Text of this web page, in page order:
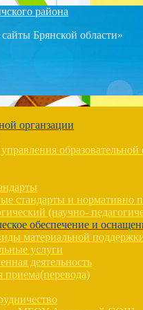
района
Брянской области»
органзации
образовательной
стандарты и нормативно
(научно-
обеспечение и
материальной
услуги
деятельность
приема(перевода)